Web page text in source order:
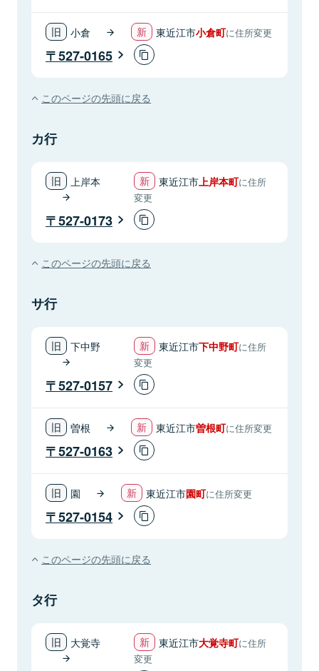
小倉 東近江市小倉町に住所変更
527-0165
このページの先頭に戻る
カ行
上岸本 東近江市上岸本町に住所
変更
527-0173
このページの先頭に戻る
サ行
下中野 東近江市下中野町に住所
変更
527-0157
曽根 東近江市曽根町に住所変更
527-0163
園 東近江市園町に住所変更
527-0154
このページの先頭に戻る
タ行
大覚寺 東近江市大覚寺町に住所
変更